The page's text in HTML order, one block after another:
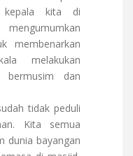
kepala kita di
membenarkan
melakukan
bermusim dan
tidak peduli
Kita semua
dunia bayangan